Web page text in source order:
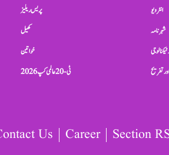
پریس ریلیز
کھیل
خواتین
ٹی-20 عالمی کپ 2026
انٹرویو
شہرنامہ
تفریح
Us Career Section